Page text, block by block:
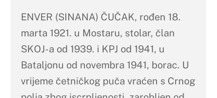
ENVER (SINANA) ČUČAK, rođen 18.
marta 1921. u Mostaru, stolar, član
SKOJ-a od 1939. i KPJ od 1941, u
Bataljonu od novembra 1941, borac. U
vrijeme četničkog puča vraćen s Crnog